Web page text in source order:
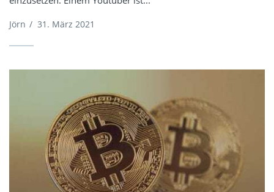
Jörn / 31. März 2021